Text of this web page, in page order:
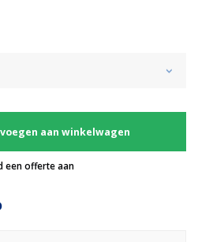
aan winkelwagen
een offerte aan